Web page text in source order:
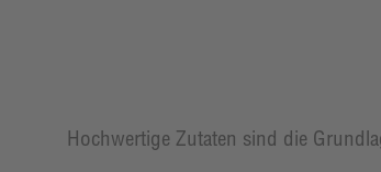
Hochwertige Zutaten sind die